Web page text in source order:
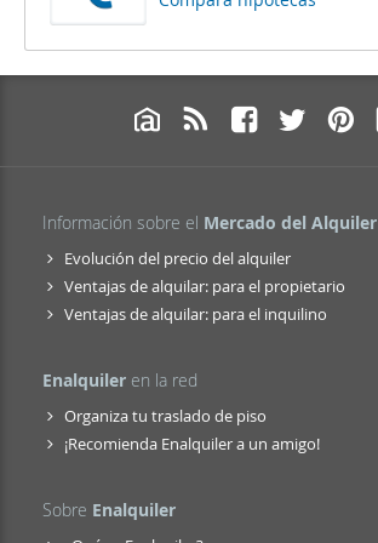
Información sobre el Mercado del Alquiler
Evolución del precio del alquiler
Ventajas de alquilar: para el propietario
Ventajas de alquilar: para el inquilino
Enalquiler en la red
Organiza tu traslado de piso
¡Recomienda Enalquiler a un amigo!
Sobre Enalquiler